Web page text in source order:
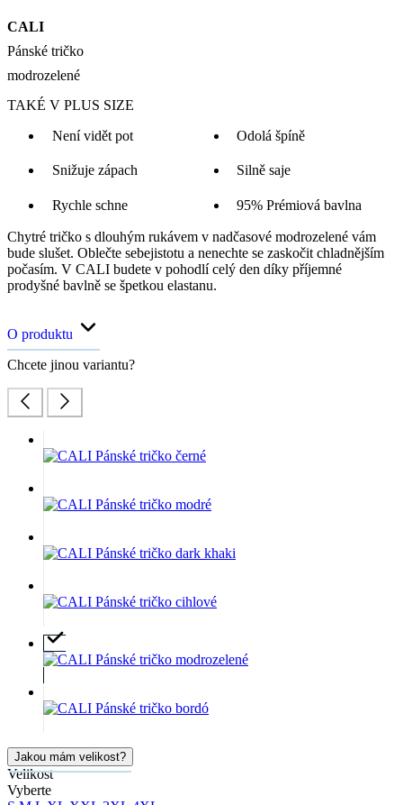
CALI
Pánské tričko
modrozelené
TAKÉ V PLUS SIZE
Není vidět pot
Odolá špíně
Snižuje zápach Silně saje
Rychle schne 95% Prémiová bavlna
Chytré tričko s dlouhým rukávem v nadčasové modrozelené vám
bude slušet. Oblečte sebejistotu a nenechte se zaskočit chladnějším
počasím. V CALI budete v pohodlí celý den díky příjemné
prodyšné bavlně se špetkou elastanu.
O produktu
Chcete jinou variantu?
Jakou mám velikost?
Velikost
Vyberte